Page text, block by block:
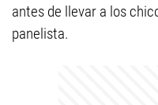
antes de llevar a los
panelista.